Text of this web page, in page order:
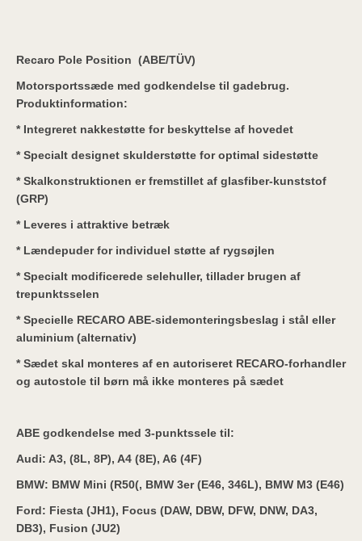
Recaro Pole Position (ABE/TÜV)
Motorsportssæde med godkendelse til gadebrug.
Produktinformation:
* Integreret nakkestøtte for beskyttelse af hovedet
* Specialt designet skulderstøtte for optimal sidestøtte
* Skalkonstruktionen er fremstillet af glasfiber-kunststof
(GRP)
* Leveres i attraktive betræk
* Lændepuder for individuel støtte af rygsøjlen
* Specialt modificerede selehuller, tillader brugen af
trepunktsselen
* Specielle RECARO ABE-sidemonteringsbeslag i stål eller
aluminium (alternativ)
* Sædet skal monteres af en autoriseret RECARO-forhandler
og autostole til børn må ikke monteres på sædet
ABE godkendelse med 3-punktssele til:
Audi: A3, (8L, 8P), A4 (8E), A6 (4F)
BMW: BMW Mini (R50(, BMW 3er (E46, 346L), BMW M3 (E46)
Ford: Fiesta (JH1), Focus (DAW, DBW, DFW, DNW, DA3,
DB3), Fusion (JU2)